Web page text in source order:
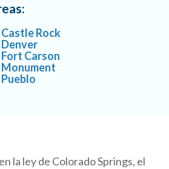
Castle Rock
Denver
Fort Carson
Monument
Pueblo
la ley de Colorado Springs, el